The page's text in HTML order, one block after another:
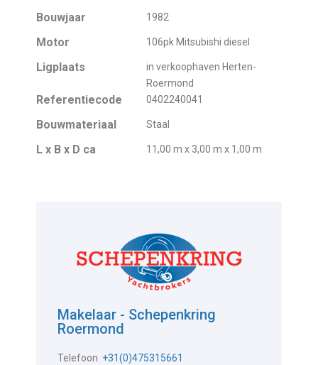
Bouwjaar 1982
Motor 106pk Mitsubishi diesel
Ligplaats
in verkoophaven Herten-
Roermond
Referentiecode 0402240041
Bouwmateriaal Staal
L x B x D ca 11,00 m x 3,00 m x 1,00 m
Makelaar - Schepenkring
Roermond
Telefoon +31(0)475315661